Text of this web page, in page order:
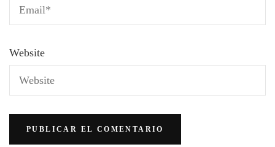
Website